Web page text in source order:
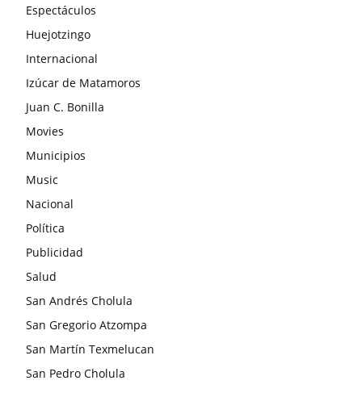
Espectáculos
Huejotzingo
Internacional
Izúcar de Matamoros
Juan C. Bonilla
Movies
Municipios
Music
Nacional
Política
Publicidad
Salud
San Andrés Cholula
San Gregorio Atzompa
San Martín Texmelucan
San Pedro Cholula